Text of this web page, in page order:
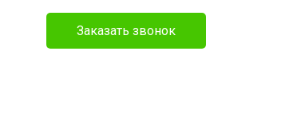
Задать свой вопрос
Заказать звонок